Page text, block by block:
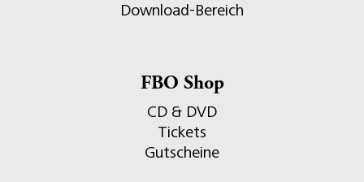
Download-Bereich
FBO Shop
CD & DVD
Tickets
Gutscheine